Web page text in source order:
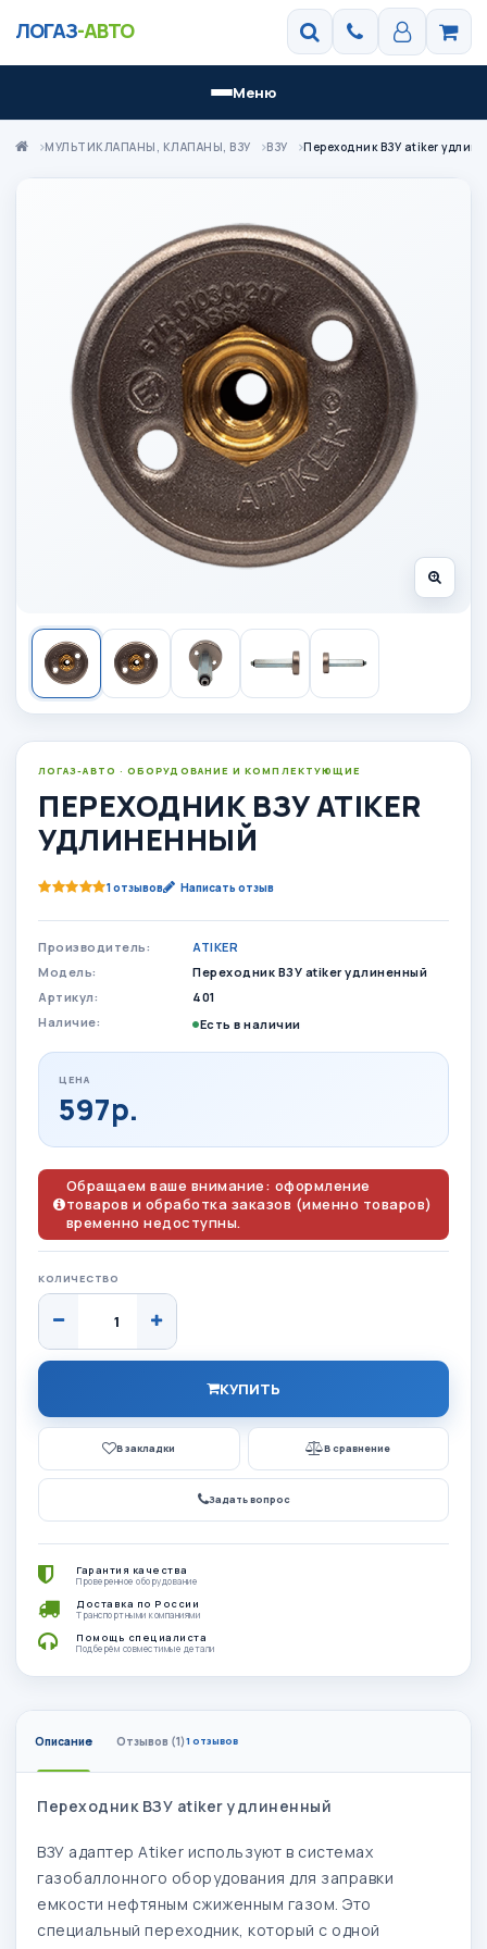
ЛОГАЗ-АВТО
Меню
МУЛЬТИКЛАПАНЫ, КЛАПАНЫ, ВЗУ ВЗУ Переходник ВЗУ atiker
ЛОГАЗ-АВТО · ОБОРУДОВАНИЕ И КОМПЛЕКТУЮЩИЕ
ПЕРЕХОДНИК ВЗУ ATIKER
УДЛИНЕННЫЙ
1 отзывов Написать отзыв
Производитель:
ATIKER
Модель:
Переходник ВЗУ atiker удлиненный
Артикул:
401
Наличие:
Есть в наличии
ЦЕНА
597р.
Обращаем ваше внимание: оформление
товаров и обработка заказов (именно товаров)
временно недоступны.
КОЛИЧЕСТВО
КУПИТЬ
В закладки В сравнение
Задать вопрос
Гарантия качества
Проверенное оборудование
Доставка по России
Транспортными компаниями
Помощь специалиста
Подберём совместимые детали
Описание Отзывов (1)1 отзывов
Переходник ВЗУ atiker​ удлиненный
ВЗУ адаптер Atiker используют в системах
газобаллонного оборудования для заправки
емкости нефтяным сжиженным газом. Это
специальный переходник, который с одной